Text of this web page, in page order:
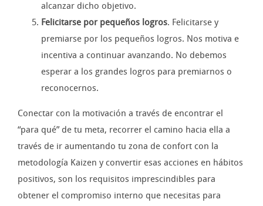
alcanzar dicho objetivo.
Felicitarse por pequeños logros. Felicitarse y
premiarse por los pequeños logros. Nos motiva e
incentiva a continuar avanzando. No debemos
esperar a los grandes logros para premiarnos o
reconocernos.
Conectar con la motivación a través de encontrar el
“para qué” de tu meta, recorrer el camino hacia ella a
través de ir aumentando tu zona de confort con la
metodología Kaizen y convertir esas acciones en hábitos
positivos, son los requisitos imprescindibles para
obtener el compromiso interno que necesitas para